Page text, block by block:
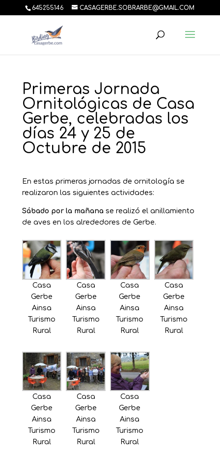
645255146 CASAGERBE.SOBRARBE@GMAIL.COM
Primeras Jornada
Ornitológicas de Casa
Gerbe, celebradas los
días 24 y 25 de
Octubre de 2015
En estas primeras jornadas de ornitología se
realizaron las siguientes actividades:
Sábado por la mañana se realizó el anillamiento
de aves en los alrededores de Gerbe.
Casa
Gerbe
Ainsa
Turismo
Rural
Casa
Gerbe
Ainsa
Turismo
Rural
Casa
Gerbe
Ainsa
Turismo
Rural
Casa
Gerbe
Ainsa
Turismo
Rural
Casa
Gerbe
Ainsa
Turismo
Rural
Casa
Gerbe
Ainsa
Turismo
Rural
Casa
Gerbe
Ainsa
Turismo
Rural